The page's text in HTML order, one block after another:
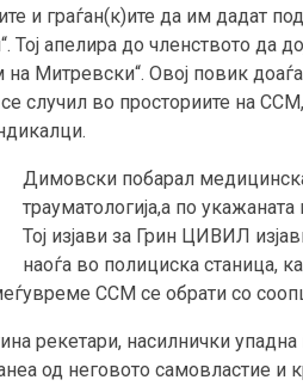
и граѓан(к)ите да им дадат
апелира до членството да
Митревски“. Овој повик
случил во просториите на
Димовски побарал
трауматологија,а по
Тој изјави за Грин ЦИВИЛ
наоѓа во полициска станица,
ССМ се обрати со
рекетари, насилнички
од неговото самовластие